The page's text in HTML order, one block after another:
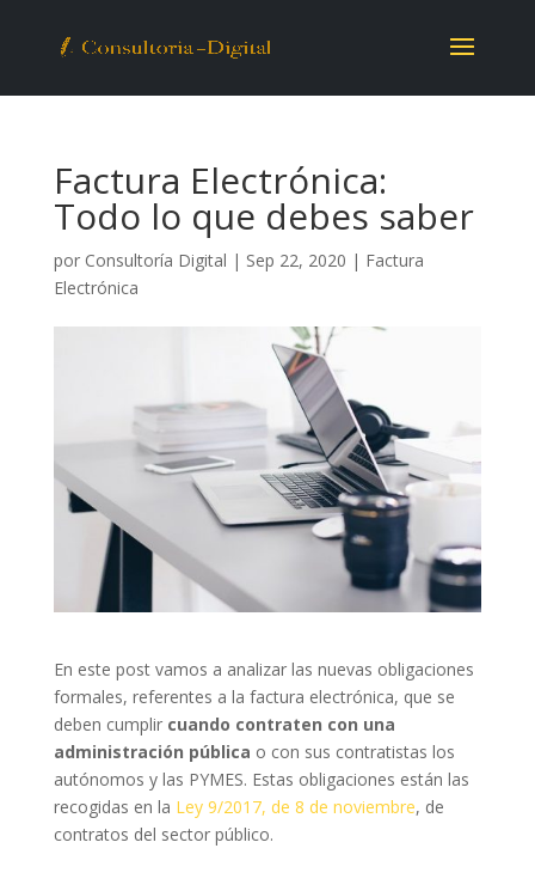
Factura Electrónica:
Todo lo que debes saber
por Consultoría Digital | Sep 22, 2020 | Factura
Electrónica
En este post vamos a analizar las nuevas obligaciones
formales, referentes a la factura electrónica, que se
deben cumplir cuando contraten con una
administración pública o con sus contratistas los
autónomos y las PYMES. Estas obligaciones están las
recogidas en la Ley 9/2017, de 8 de noviembre, de
contratos del sector público.